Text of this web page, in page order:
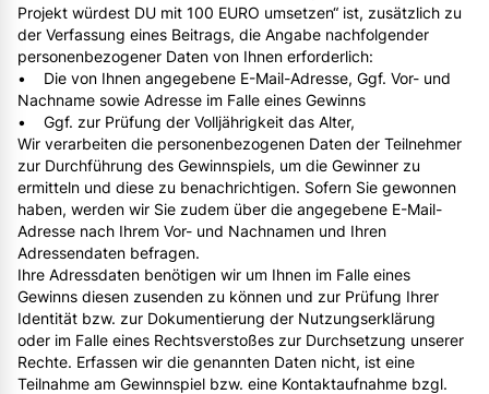
Projekt würdest DU mit 100 EURO umsetzen“ ist, zusätzlich zu
der Verfassung eines Beitrags, die Angabe nachfolgender
personenbezogener Daten von Ihnen erforderlich:
• Die von Ihnen angegebene E-Mail-Adresse, Ggf. Vor- und
Nachname sowie Adresse im Falle eines Gewinns
• Ggf. zur Prüfung der Volljährigkeit das Alter,
Wir verarbeiten die personenbezogenen Daten der Teilnehmer
zur Durchführung des Gewinnspiels, um die Gewinner zu
ermitteln und diese zu benachrichtigen. Sofern Sie gewonnen
haben, werden wir Sie zudem über die angegebene E-Mail-
Adresse nach Ihrem Vor- und Nachnamen und Ihren
Adressendaten befragen.
Ihre Adressdaten benötigen wir um Ihnen im Falle eines
Gewinns diesen zusenden zu können und zur Prüfung Ihrer
Identität bzw. zur Dokumentierung der Nutzungserklärung
oder im Falle eines Rechtsverstoßes zur Durchsetzung unserer
Rechte. Erfassen wir die genannten Daten nicht, ist eine
Teilnahme am Gewinnspiel bzw. eine Kontaktaufnahme bzgl.